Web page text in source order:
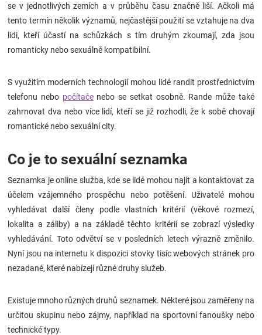
Značky
Hračkářství
Přihlášení
se v jednotlivých zemích a v průběhu času značně liší. Ačkoli má
tento termín několik významů, nejčastější použití se vztahuje na dva
lidi, kteří účastí na schůzkách s tím druhým zkoumají, zda jsou
romanticky nebo sexuálně kompatibilní.
S využitím moderních technologií mohou lidé randit prostřednictvím
telefonu nebo počítačenebo se setkat osobně. Rande může také
zahrnovat dva nebo více lidí, kteří se již rozhodli, že k sobě chovají
romantické nebo sexuální city.
Co je to sexuální seznamka
Seznamka je online služba, kde se lidé mohou najít a kontaktovat za
účelem vzájemného prospěchu nebo potěšení. Uživatelé mohou
vyhledávat další členy podle vlastních kritérií (věkové rozmezí,
lokalita a záliby) a na základě těchto kritérií se zobrazí výsledky
vyhledávání. Toto odvětví se v posledních letech výrazně změnilo.
Nyní jsou na internetu k dispozici stovky tisíc webových stránek pro
nezadané, které nabízejí různé druhy služeb.
Existuje mnoho různých druhů seznamek. Některé jsou zaměřeny na
určitou skupinu nebo zájmy, například na sportovní fanoušky nebo
technické typy.